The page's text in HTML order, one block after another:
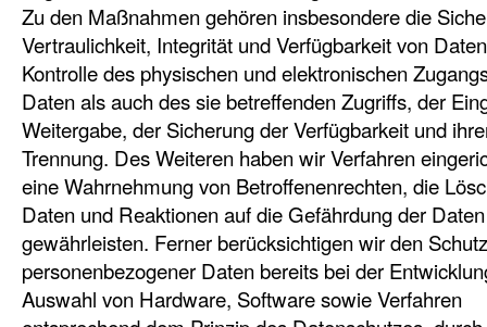
Zu den Maßnahmen gehören insbesondere die
Vertraulichkeit, Integrität und Verfügbarkeit von
Kontrolle des physischen und elektronischen
Daten als auch des sie betreffenden Zugriffs, der
Weitergabe, der Sicherung der Verfügbarkeit und
Trennung. Des Weiteren haben wir Verfahren
eine Wahrnehmung von Betroffenenrechten, die
Daten und Reaktionen auf die Gefährdung der Daten
gewährleisten. Ferner berücksichtigen wir den Schutz
personenbezogener Daten bereits bei der
Auswahl von Hardware, Software sowie Verfahren